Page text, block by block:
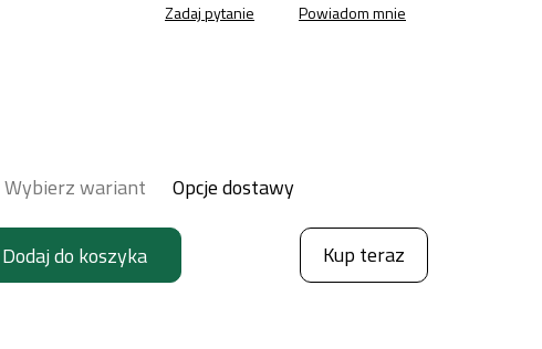
Wybierz wariant Opcje dostawy
Dodaj do koszyka Kup teraz
Zadaj pytanie Powiadom mnie